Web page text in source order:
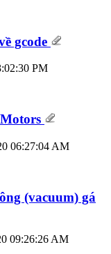
gcode
PM
06:27:04 AM
(vacuum) gá
09:26:26 AM